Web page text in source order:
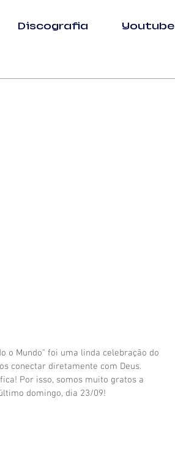
Discografia Youtube
o Mundo" foi uma linda celebração do
conectar diretamente com Deus.
Por isso, somos muito gratos a
domingo, dia 23/09!